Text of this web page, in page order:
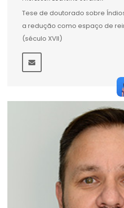
Tese de doutorado sobre
a redução como espaço de
(século XVII)